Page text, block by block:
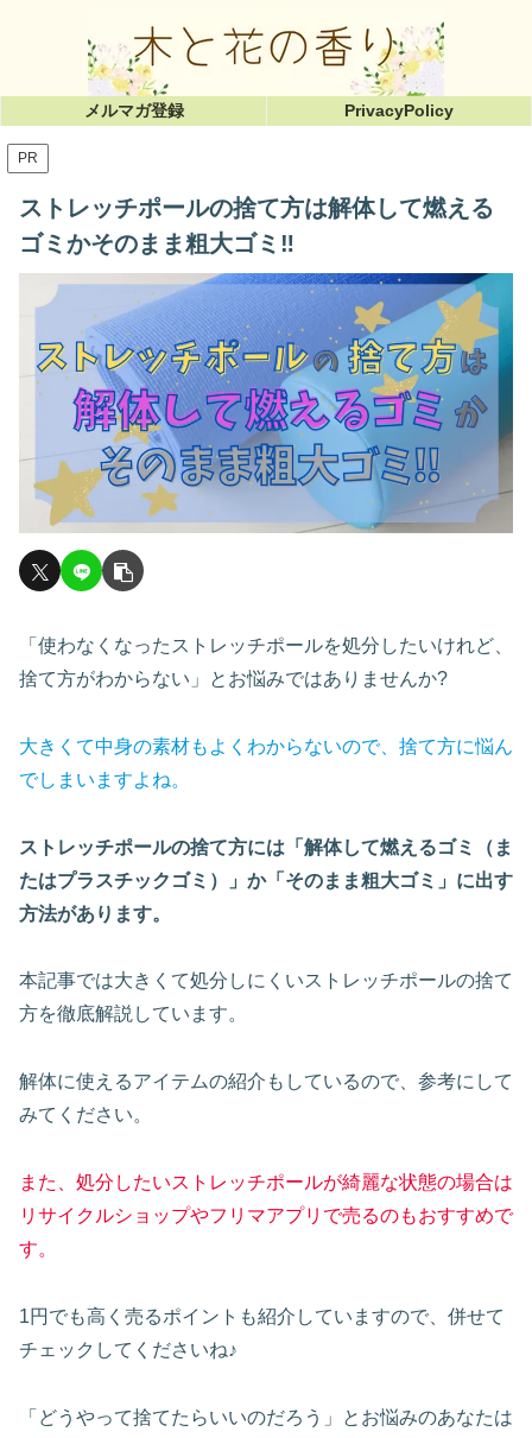
メルマガ登録 PrivacyPolicy
PR
ストレッチポールの捨て方は解体して燃える
ゴミかそのまま粗大ゴミ‼︎
「使わなくなったストレッチポールを処分したいけれど、
捨て方がわからない」とお悩みではありませんか?
大きくて中身の素材もよくわからないので、捨て方に悩ん
でしまいますよね。
ストレッチポールの捨て方には「解体して燃えるゴミ（ま
たはプラスチックゴミ ）」か「そのまま粗大ゴミ」に出す
方法があります。
本記事では大きくて処分しにくいストレッチポールの捨て
方を徹底解説しています。
解体に使えるアイテムの紹介もしているので、参考にして
みてください。
また、処分したいストレッチポールが綺麗な状態の場合は
リサイクルショップやフリマアプリで売るのもおすすめで
す。
1円でも高く売るポイントも紹介していますので、併せて
チェックしてくださいね♪
「どうやって捨てたらいいのだろう」とお悩みのあなたは